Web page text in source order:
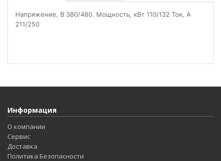
Напряжение, В 380/480. Мощность, кВт 110/132 Ток, А
211/250
Информация
О компании
Сервис
Доставка
Политика Безопасности